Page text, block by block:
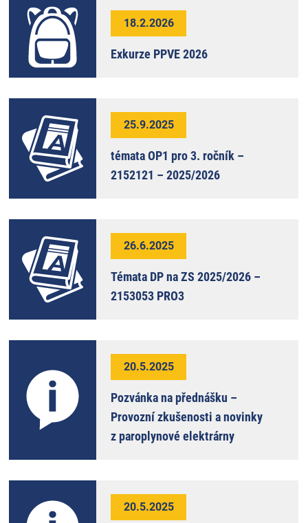
18.2.2026
Exkurze PPVE 2026
25.9.2025
témata OP1 pro 3. ročník –
2152121 – 2025/2026
26.6.2025
Témata DP na ZS 2025/2026 –
2153053 PRO3
20.5.2025
Pozvánka na přednášku –
Provozní zkušenosti a novinky
z paroplynové elektrárny
20.5.2025